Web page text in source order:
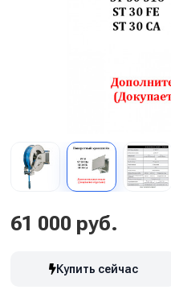
61 000 руб.
Купить сейчас